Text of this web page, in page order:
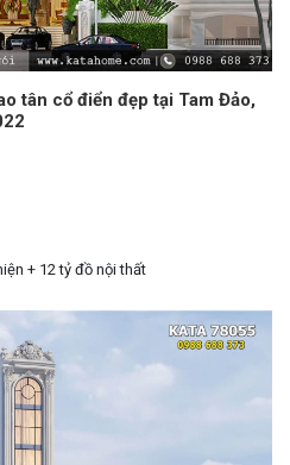
tân cổ điển đẹp tại Tam Đảo,
+ 12 tỷ đồ nội thất